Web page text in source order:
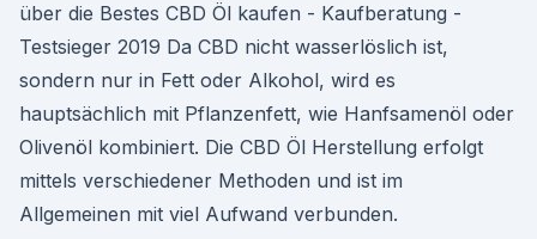
über die Bestes CBD Öl kaufen - Kaufberatung -
Testsieger 2019 Da CBD nicht wasserlöslich ist,
sondern nur in Fett oder Alkohol, wird es
hauptsächlich mit Pflanzenfett, wie Hanfsamenöl oder
Olivenöl kombiniert. Die CBD Öl Herstellung erfolgt
mittels verschiedener Methoden und ist im
Allgemeinen mit viel Aufwand verbunden.